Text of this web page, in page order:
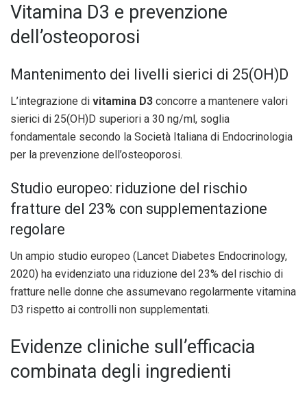
Vitamina D3 e prevenzione
dell’osteoporosi
Mantenimento dei livelli sierici di 25(OH)D
L’integrazione di vitamina D3 concorre a mantenere valori
sierici di 25(OH)D superiori a 30 ng/ml, soglia
fondamentale secondo la Società Italiana di Endocrinologia
per la prevenzione dell’osteoporosi.
Studio europeo: riduzione del rischio
fratture del 23% con supplementazione
regolare
Un ampio studio europeo (Lancet Diabetes Endocrinology,
2020) ha evidenziato una riduzione del 23% del rischio di
fratture nelle donne che assumevano regolarmente vitamina
D3 rispetto ai controlli non supplementati.
Evidenze cliniche sull’efficacia
combinata degli ingredienti